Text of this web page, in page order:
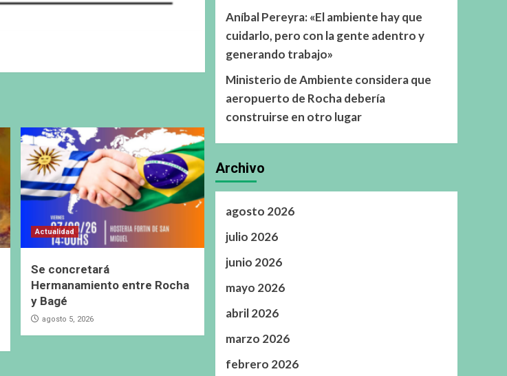
Actualidad
Se concretará
Hermanamiento entre Rocha
y Bagé
agosto 5, 2026
Aníbal Pereyra: «El ambiente hay que
cuidarlo, pero con la gente adentro y
generando trabajo»
Ministerio de Ambiente considera que
aeropuerto de Rocha debería
construirse en otro lugar
Archivo
agosto 2026
julio 2026
junio 2026
mayo 2026
abril 2026
marzo 2026
febrero 2026